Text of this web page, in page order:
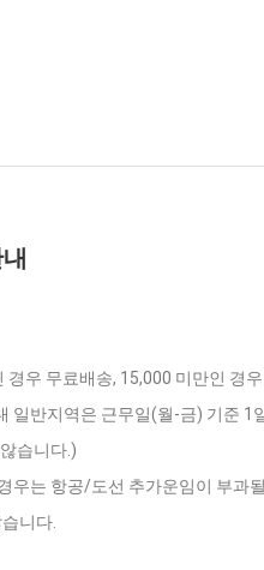
경우 무료배송, 15,000 미만인 경
일반지역은 근무일(월-금) 기준
습니다.)
우는 항공/도선 추가운임이 부과
니다.